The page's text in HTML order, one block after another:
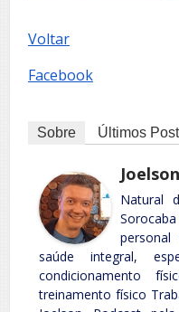
Voltar
Facebook
Sobre Últimos
Natural
saúde integral,
condicionamento
treinamento físico